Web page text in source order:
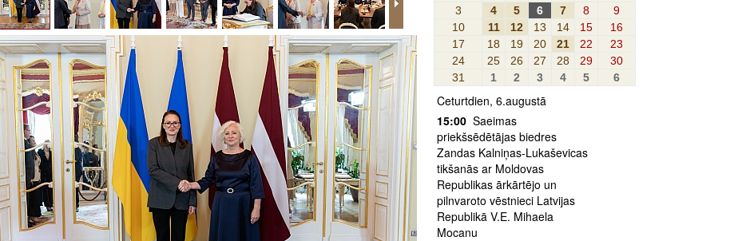
3
4 5 6 7 8
9
10
11 12 13 14 15
16
17
18 19 20 21 22
23
24
25 26 27 28 29
30
31
1 2 3 4 5 6
Ceturtdien, 6.augustā
15:00 Saeimas
priekšsēdētājas biedres
Zandas Kalniņas-Lukaševicas
tikšanās ar Moldovas
Republikas ārkārtējo un
pilnvaroto vēstnieci Latvijas
Republikā V.E. Mihaela
Mocanu